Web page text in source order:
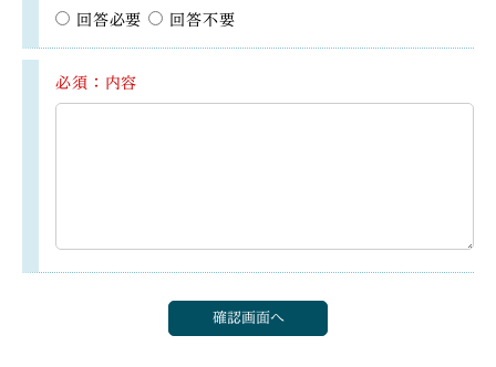
回答必要 回答不要
必須：内容